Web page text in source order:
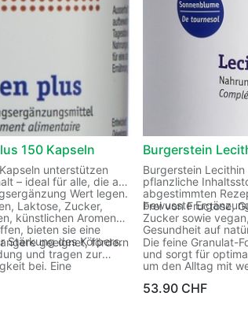
150 Kapseln
unterstützen
– ideal für alle, die auf
Wert legen.
Laktose, Zucker,
künstlichen Aromen
bieten sie eine
Stärkung des Körpers.
geeignet, fördern
und tragen zur
bei. Eine
Burgerstein
Burgerstein
pflanzliche
abgestimmten
bewusste
Frei von Fructose,
Zucker sowie
Gesundheit auf
Die feine Granulat-
und sorgt für
um den Alltag mit
53.90 CHF